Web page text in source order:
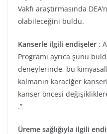
Vakfı araştırmasında
olabileceğini buldu.
Kanserle ilgili endişeler :
Programı ayrıca şunu
deneylerinde, bu
kalmanın karaciğer
kanser öncesi
.”
Üreme sağlığıyla ilgili